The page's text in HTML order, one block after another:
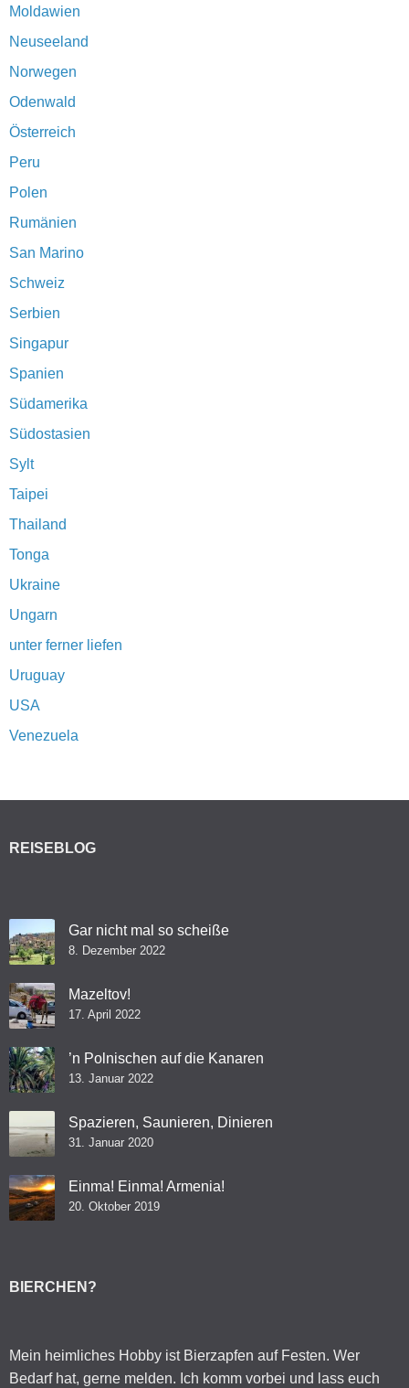
Moldawien
Neuseeland
Norwegen
Odenwald
Österreich
Peru
Polen
Rumänien
San Marino
Schweiz
Serbien
Singapur
Spanien
Südamerika
Südostasien
Sylt
Taipei
Thailand
Tonga
Ukraine
Ungarn
unter ferner liefen
Uruguay
USA
Venezuela
REISEBLOG
Gar nicht mal so scheiße
8. Dezember 2022
Mazeltov!
17. April 2022
’n Polnischen auf die Kanaren
13. Januar 2022
Spazieren, Saunieren, Dinieren
31. Januar 2020
Einma! Einma! Armenia!
20. Oktober 2019
BIERCHEN?
Mein heimliches Hobby ist Bierzapfen auf Festen. Wer
Bedarf hat, gerne melden. Ich komm vorbei und lass euch